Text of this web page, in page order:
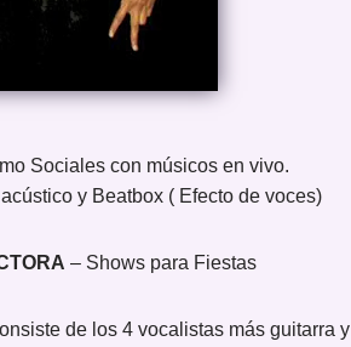
Sociales con músicos en vivo.
y Beatbox ( Efecto de voces)
– Shows para Fiestas
de los 4 vocalistas más guitarra y